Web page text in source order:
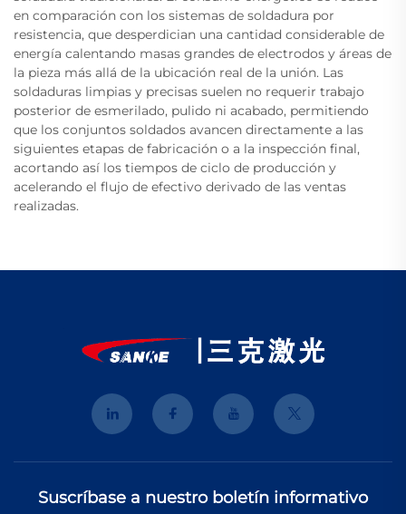
en comparación con los sistemas de soldadura por
resistencia, que desperdician una cantidad considerable de
energía calentando masas grandes de electrodos y áreas de
la pieza más allá de la ubicación real de la unión. Las
soldaduras limpias y precisas suelen no requerir trabajo
posterior de esmerilado, pulido ni acabado, permitiendo
que los conjuntos soldados avancen directamente a las
siguientes etapas de fabricación o a la inspección final,
acortando así los tiempos de ciclo de producción y
acelerando el flujo de efectivo derivado de las ventas
realizadas.
Suscríbase a nuestro boletín informativo